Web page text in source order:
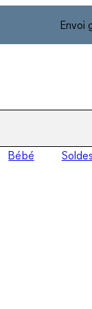
Envoi
Bébé Soldes